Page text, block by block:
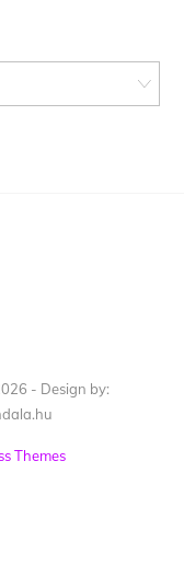
- Design by:
Themes